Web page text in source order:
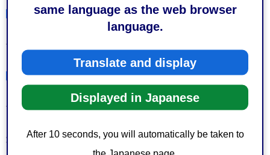
same language as the web browser
language.
Translate and display
Displayed in Japanese
After 10 seconds, you will automatically be taken to
提出期限
令和8（2026）年2月6日（金曜日）午後5時必着
質問への回答方法
令和8（2026）年2月13日（金曜日）までに、質問者に対
載します。